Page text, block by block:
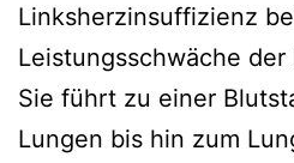
Linksherzinsuffizienz
Leistungsschwäche
Sie führt zu einer
Lungen bis hin zum